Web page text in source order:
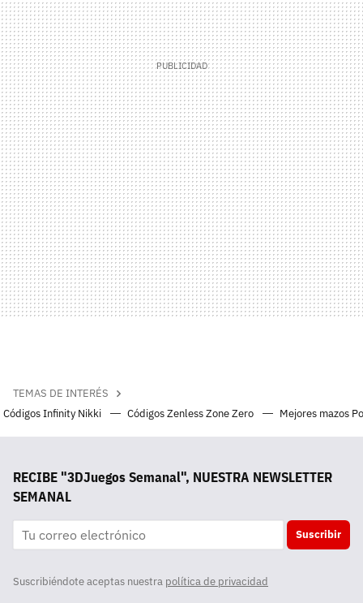
TEMAS DE INTERÉS
Códigos Infinity Nikki
Códigos Zenless Zone Zero Mejores mazos
RECIBE "3DJuegos Semanal", NUESTRA NEWSLETTER
SEMANAL
Suscribir
Suscribiéndote aceptas nuestra política de privacidad